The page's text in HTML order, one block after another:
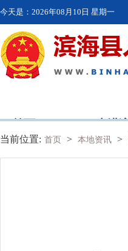
今天是： 2026年08月10日 星期一
首页 走进
当前位置: 首页 > 本地资讯 >